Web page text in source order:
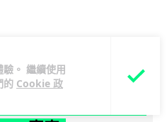
。 繼續使用
的 Cookie 政
尚出行服務！夥拍